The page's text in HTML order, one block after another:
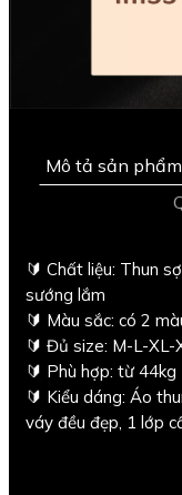
Mô tả sản phẩm
🔰 Chất liệu: Thun
sướng lắm
🔰 Màu sắc: có 2
🔰 Đủ size: M-L-XL-
🔰 Phù hợp: từ 44kg
🔰 Kiểu dáng: Áo
váy đều đẹp, 1 lớp